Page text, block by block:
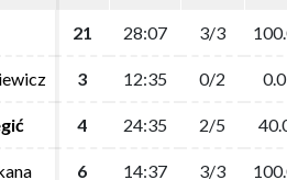
21 28:07 3/3
3 12:35 0/2 0.0
4 24:35 2/5
6 14:37 3/3
21 28:07 3/3
3 12:35 0/2 0.0
4 24:35 2/5
6 14:37 3/3